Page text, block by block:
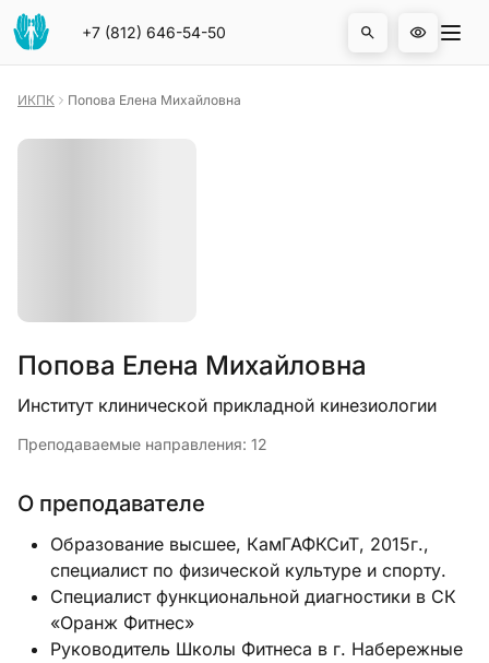
На главную страницу
+7 (812) 646-54-50
Открыть
ИКПК Попова Елена Михайловна
Попова Елена Михайловна
Институт клинической прикладной кинезиологии
Преподаваемые направления: 12
О преподавателе
Образование высшее, КамГАФКСиТ, 2015г.,
специалист по физической культуре и спорту.
Специалист функциональной диагностики в СК
«Оранж Фитнес»
Руководитель Школы Фитнеса в г. Набережные